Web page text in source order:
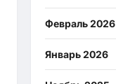
Февраль 2026
Январь 2026